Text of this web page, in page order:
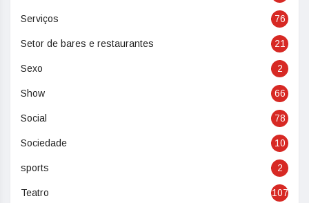
Serviços 76
Setor de bares e restaurantes 21
Sexo 2
Show 66
Social 78
Sociedade 10
sports 2
Teatro 107